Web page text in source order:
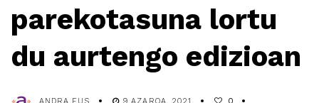
parekotasuna lortu
du aurtengo edizioan
ANDRA.EUS 9 AZAROA, 2021 0